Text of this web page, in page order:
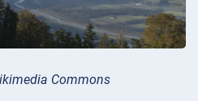
Commons